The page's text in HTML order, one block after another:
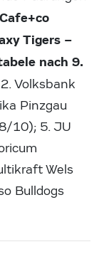
Tigers –
nach 9.
Volksbank
Pinzgau
10); 5. JU
Wels
Bulldogs